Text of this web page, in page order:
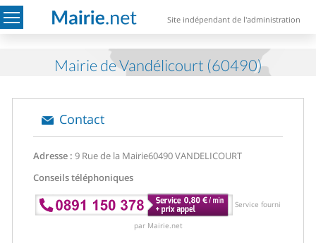
Site indépendant de l'administration
Mairie de Vandélicourt (60490)
Contact
Adresse : 9 Rue de la Mairie60490 VANDELICOURT
Conseils téléphoniques
Service fourni
par Mairie.net